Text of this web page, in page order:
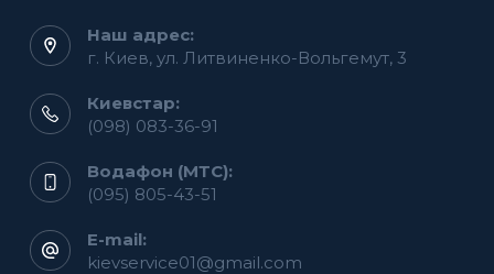
Наш адрес:
г. Киев, ул. Литвиненко-Вольгемут, 3
Киевстар:
(098) 083-36-91
Водафон (МТС):
(095) 805-43-51
E-mail:
kievservice01@gmail.com